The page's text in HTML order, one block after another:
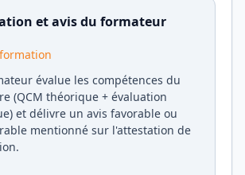
et avis du formateur
évalue les compétences du
(QCM théorique + évaluation
et délivre un avis favorable ou
mentionné sur l'attestation de